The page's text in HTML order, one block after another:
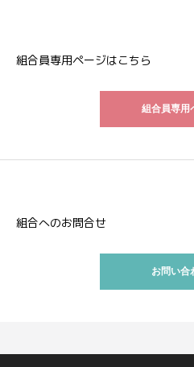
組合員専用ページはこちら
組合員専用
組合へのお問合せ
お問い合